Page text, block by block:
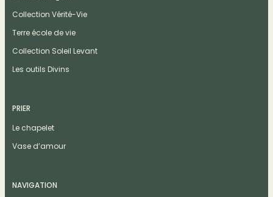
Collection Vérité-Vie
Terre école de vie
Collection Soleil Levant
Les outils Divins
PRIER
Le chapelet
Vase d’amour
NAVIGATION